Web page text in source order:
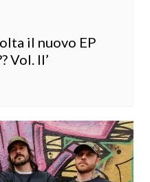
il nuovo EP
Vol. II’